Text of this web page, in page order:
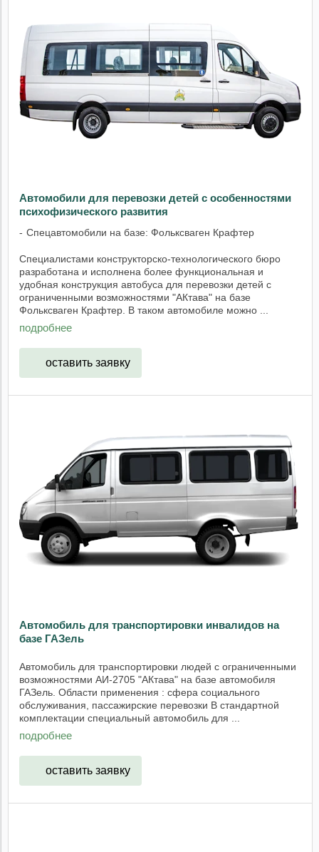
Автомобили для перевозки детей с особенностями
психофизического развития
Спецавтомобили на базе: Фольксваген Крафтер
Специалистами конструкторско-технологического бюро
разработана и исполнена более функциональная и
удобная конструкция автобуса для перевозки детей с
ограниченными возможностями "АКтава" на базе
Фольксваген Крафтер. В таком автомобиле можно ...
подробнее
оставить заявку
Автомобиль для транспортировки инвалидов на
базе ГАЗель
Автомобиль для транспортировки людей с ограниченными
возможностями АИ-2705 "АКтава" на базе автомобиля
ГАЗель. Области применения : сфера социального
обслуживания, пассажирские перевозки В стандартной
комплектации специальный автомобиль для ...
подробнее
оставить заявку